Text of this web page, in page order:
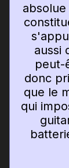
aussi
peut-
donc
que le
qui